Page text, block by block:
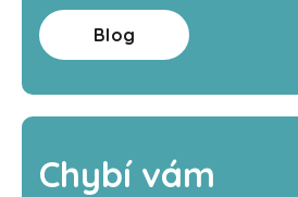
Blog
Chybí vám